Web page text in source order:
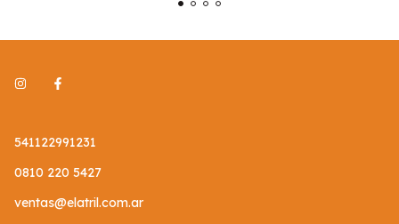
541122991231
0810 220 5427
ventas@elatril.com.ar